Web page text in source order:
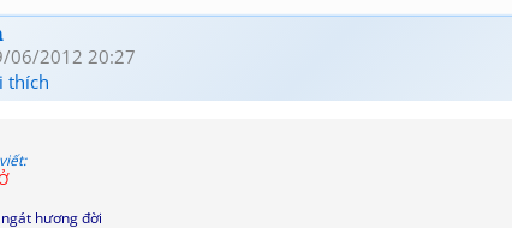
06/2012 20:27
thích
hương đời